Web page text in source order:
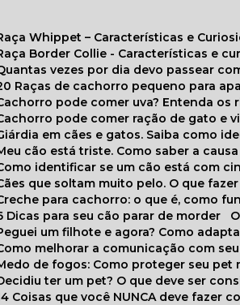
Raça Whippet – Características e
Raça Border Collie - Características e
Quantas vezes por dia devo passear
20 Raças de cachorro pequeno para
Cachorro pode comer uva? Entenda os
Cachorro pode comer ração de gato e
Giárdia em cães e gatos. Saiba como
Meu cão está triste. Como saber a
Como identificar se um cão está com
Cães que soltam muito pelo. O que
Creche para cachorro: o que é, como
6 Dicas para seu cão parar de morder
Peguei um filhote e agora? Como
Como melhorar a comunicação com
Medo de fogos: Como proteger seu pet
Decidiu ter um pet? O que deve ser
14 Coisas que você NUNCA deve fazer